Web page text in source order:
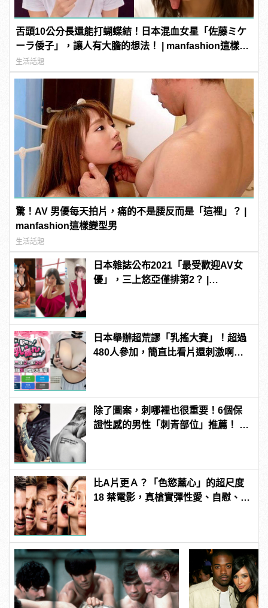
舌頭10公分長還能打蝴蝶結！日本混血女星「佐藤ミケ
ーラ倭子」，讓人有大膽的想法！ | manfashion這樣變
型男
生活話題
驚！AV 男優每天拍片，痛的不是腰反而是「這裡」？ |
manfashion這樣變型男
生活話題
日本雜誌公布2021「最受歡迎AV女
優」，三上悠亞僅排第2？ |
日本舉辦超荒謬「乳搖大賽」！超過
480人參加，簡直比看片還刺激啊！ |
除了圖案，刺哪裡也很重要！6個保
證性感的男性「刺青部位」推薦！ |
比A片更Ａ？「色慾薰心」的超尺度
18 禁電影，真槍實彈性愛、自慰、